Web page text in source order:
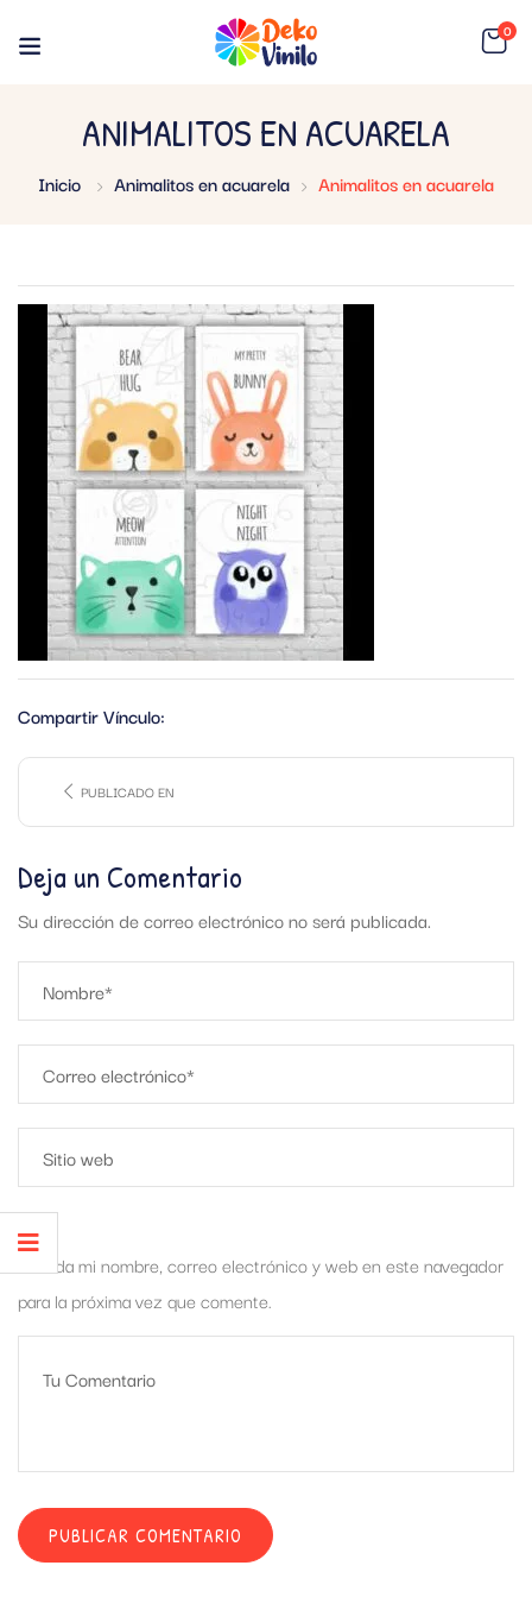
0
ANIMALITOS EN ACUARELA
Inicio Animalitos en acuarela Animalitos en acuarela
Compartir Vínculo:
PUBLICADO EN
Deja un Comentario
Su dirección de correo electrónico no será publicada.
Guarda mi nombre, correo electrónico y web en este navegador
para la próxima vez que comente.